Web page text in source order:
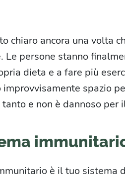
chiaro ancora una volta
persone stanno
dieta e a fare più
spazio
e non è dannoso per
è il tuo sistema